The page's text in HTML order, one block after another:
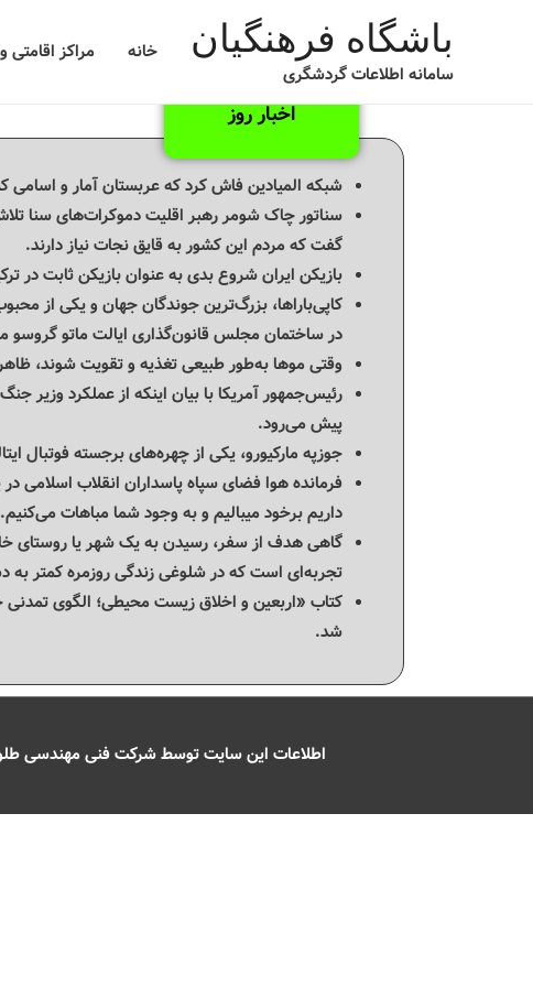
باشگاه فرهنگیان
سامانه اطلاعات گردشگری
خانه مراکز
اخبار روز
شبکه المیادین فاش کرد که عربستان آمار و اسامی
سناتور چاک شومر رهبر اقلیت دموکرات‌های سنا
گفت که مردم این کشور به قایق نجات نیاز دارند.
بازیکن ایران شروع بدی به عنوان بازیکن ثابت در
کاپی‌باراها، بزرگ‌ترین جوندگان جهان و یکی از
در ساختمان مجلس قانون‌گذاری ایالت ماتو گروسو
وقتی موها به‌طور طبیعی تغذیه و تقویت شوند،
رئیس‌جمهور آمریکا با بیان اینکه از عملکرد وزیر
پیش می‌رود.
جوزپه مارکیورو، یکی از چهره‌های برجسته فوتبال ایتالیا،
فرمانده هوا فضای سپاه پاسداران انقلاب
داریم برخود میبالیم و به وجود شما مباهات می‌کنیم.
گاهی هدف از سفر، رسیدن به یک شهر یا روستای
تجربه‌ای است که در شلوغی زندگی روزمره کمتر
کتاب «اربعین و اخلاق زیست محیطی؛ الگوی
شد.
اطلاعات این سایت توسط شرکت فنی مهندسی